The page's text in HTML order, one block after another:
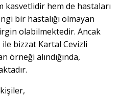
kasvetlidir hem de hastaları
bir hastalığı olmayan
olabilmektedir. Ancak
bizzat Kartal Cevizli
örneği alındığında,